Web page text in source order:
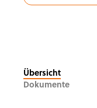
Übersicht
Dokumente